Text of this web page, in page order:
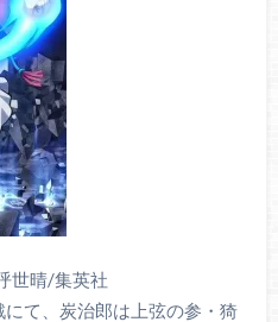
世晴/集英社
て、炭治郎は上弦の参・猗